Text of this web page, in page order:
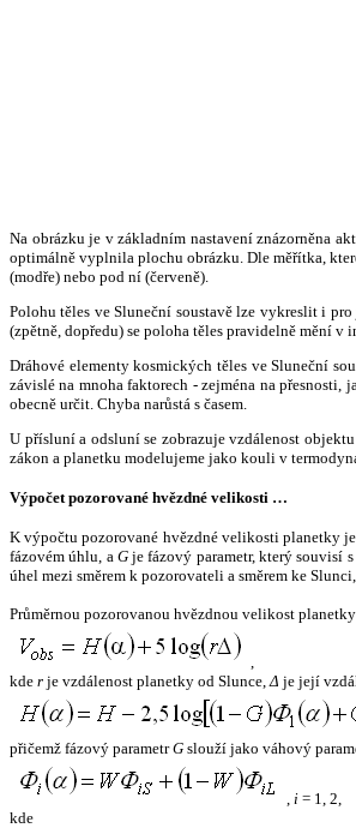
Na obrázku je v základním nastavení znázorněna
optimálně vyplnila plochu obrázku. Dle měřítka,
(modře) nebo pod ní (červeně).
Polohu těles ve Sluneční soustavě lze vykreslit i
(zpětně, dopředu) se poloha těles pravidelně mění v
Dráhové elementy kosmických těles ve Sluneční
závislé na mnoha faktorech - zejména na
obecně určit. Chyba narůstá s časem.
U přísluní a odsluní se zobrazuje vzdálenost
zákon a planetku modelujeme jako kouli v
Výpočet pozorované hvězdné velikosti …
K výpočtu pozorované hvězdné velikosti planetky
fázovém úhlu, a Gje fázový parametr, který souvisí
úhel mezi směrem k pozorovateli a směrem ke
Průměrnou pozorovanou hvězdnou velikost
,
kde r je vzdálenost planetky od Slunce,Δ je její
přičemž fázový parametrG slouží jako váhový
, i = 1, 2,
kde